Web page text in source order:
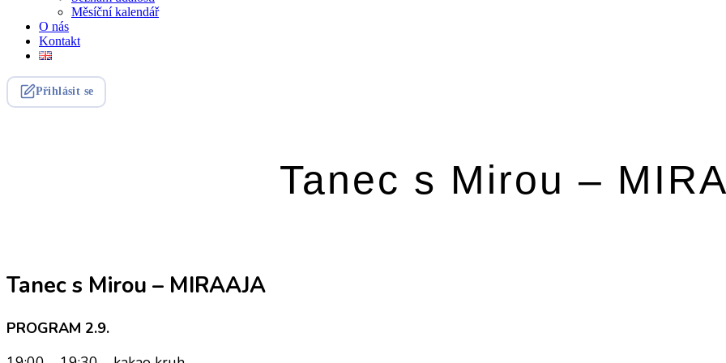
Měsíční kalendář
O nás
Kontakt
Přihlásit se
Tanec s Mirou –
Tanec s Mirou – MIRAAJA
PROGRAM 2.9.